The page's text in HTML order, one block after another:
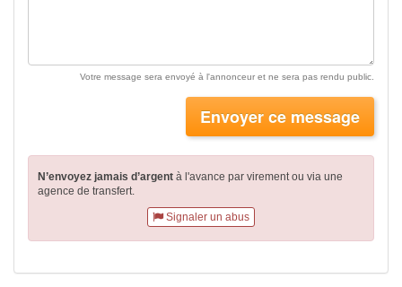
Votre message sera envoyé à l'annonceur et ne sera pas rendu public.
Envoyer ce message
N’envoyez jamais d’argent à l'avance par virementou via une
agence de transfert.
Signaler un abus